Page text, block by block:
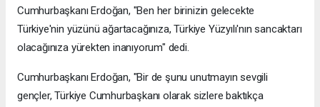
Cumhurbaşkanı Erdoğan, "Ben her birinizin gelecekte
Türkiye'nin yüzünü ağartacağınıza, Türkiye Yüzyılı'nın sancaktarı
olacağınıza yürekten inanıyorum" dedi.
Cumhurbaşkanı Erdoğan, "Bir de şunu unutmayın sevgili
gençler, Türkiye Cumhurbaşkanı olarak sizlere baktıkça